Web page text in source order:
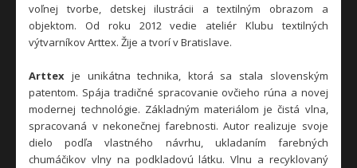
voľnej tvorbe, detskej ilustrácii a textilným obrazom a
objektom. Od roku 2012 vedie ateliér Klubu textilných
výtvarníkov Arttex. Žije a tvorí v Bratislave.
Arttex je unikátna technika, ktorá sa stala slovenským
patentom. Spája tradičné spracovanie ovčieho rúna a novej
modernej technológie. Základným materiálom je čistá vlna,
spracovaná v nekonečnej farebnosti. Autor realizuje svoje
dielo podľa vlastného návrhu, ukladaním farebných
chumáčikov vlny na podkladovú látku. Vlnu a recyklovaný